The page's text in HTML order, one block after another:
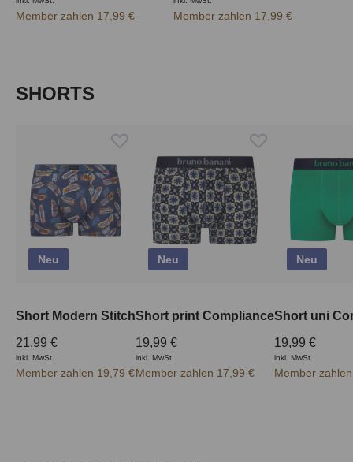
Member zahlen 17,99 € Member zahlen 17,99 €
Produktgalerie überspringen
SHORTS
Neu
Short Modern Stitch
21,99 €
inkl. MwSt.
Member zahlen 19,79 €
Neu
Short print Compliance
19,99 €
inkl. MwSt.
Member zahlen 17,99 €
Neu
Short uni
19,99 €
inkl. MwSt.
Member